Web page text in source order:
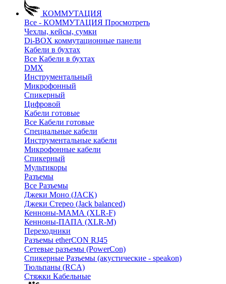
КОММУТАЦИЯ
Все - КОММУТАЦИЯ Просмотреть
Чехлы, кейсы, сумки
Di-BOX коммутационные панели
Кабели в бухтах
Все Кабели в бухтах
DMX
Инструментальный
Микрофонный
Спикерный
Цифровой
Кабели готовые
Все Кабели готовые
Cпециальные кабели
Инструментальные кабели
Микрофонные кабели
Спикерный
Мультикоры
Разъемы
Все Разъемы
Джеки Моно (JACK)
Джеки Стерео (Jack balanced)
Кенноны-МАМА (XLR-F)
Кенноны-ПАПА (XLR-M)
Переходники
Разъемы etherCON RJ45
Сетевые разъемы (PowerCon)
Спикерные Разъемы (акустические - speakon)
Тюльпаны (RCA)
Стяжки Кабельные